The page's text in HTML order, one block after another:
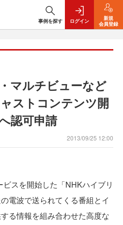
事例を探す ログイン
新規
会員登録
マルチビューなど
ストコンテンツ開
認可申請
2013/09/25 12:00
スを開始した「NHKハイブリ
電波で送られてくる番組とイ
る情報を組み合わせた高度な